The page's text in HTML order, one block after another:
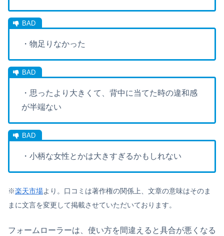
・物足りなかった
・思ったより大きくて、背中に当てた時の違和感
が半端ない
・小柄な女性とかは大きすぎるかもしれない
※楽天市場より。口コミは著作権の関係上、文章の意味はそのま
まに文言を変更して掲載させていただいております。
フォームローラーは、使い方を間違えると具合が悪くなる